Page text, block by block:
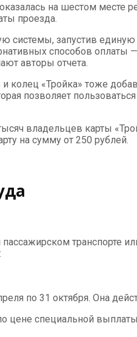
на шестом
проезда.
запустив единую
способов
авторы отчета.
колец «Тройка» тоже
позволяет
владельцев карты
на сумму от 250 рублей.
по 31 октября. Она
цене специальной